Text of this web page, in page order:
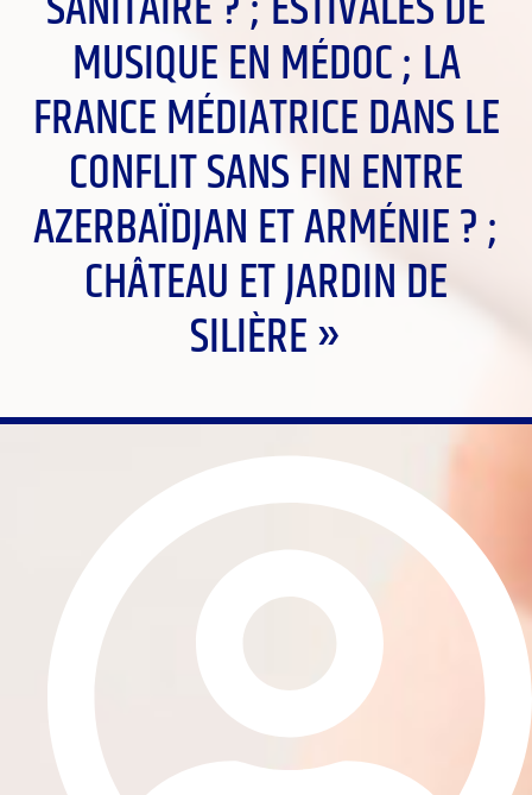
MUSIQUE EN MÉDOC ; LA
FRANCE MÉDIATRICE DANS LE
CONFLIT SANS FIN ENTRE
AZERBAÏDJAN ET ARMÉNIE ? ;
CHÂTEAU ET JARDIN DE
SILIÈRE »